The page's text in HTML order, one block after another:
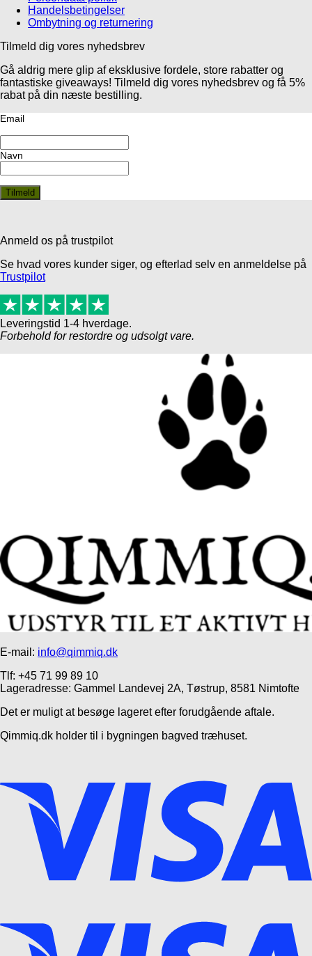
Handelsbetingelser
Ombytning og returnering
Tilmeld dig vores nyhedsbrev
Gå aldrig mere glip af eksklusive fordele, store rabatter og
fantastiske giveaways! Tilmeld dig vores nyhedsbrev og få 5%
rabat på din næste bestilling.
Email
Navn
Anmeld os på trustpilot
Se hvad vores kunder siger, og efterlad selv en anmeldelse på
Trustpilot
Leveringstid 1-4 hverdage.
Forbehold for restordre og udsolgt vare.
E-mail: info@qimmiq.dk
Tlf: +45 71 99 89 10
Lageradresse: Gammel Landevej 2A, Tøstrup, 8581 Nimtofte
Det er muligt at besøge lageret efter forudgående aftale.
Qimmiq.dk holder til i bygningen bagved træhuset.